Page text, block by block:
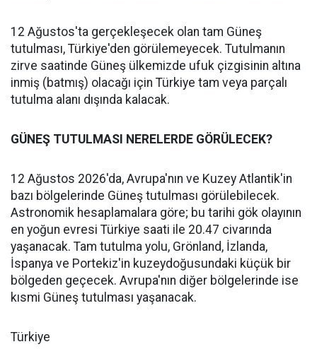
12 Ağustos'ta gerçekleşecek olan tam Güneş
tutulması, Türkiye'den görülemeyecek. Tutulmanın
zirve saatinde Güneş ülkemizde ufuk çizgisinin altına
inmiş (batmış) olacağı için Türkiye tam veya parçalı
tutulma alanı dışında kalacak.
GÜNEŞ TUTULMASI NERELERDE GÖRÜLECEK?
12 Ağustos 2026'da, Avrupa'nın ve Kuzey Atlantik'in
bazı bölgelerinde Güneş tutulması görülebilecek.
Astronomik hesaplamalara göre; bu tarihi gök olayının
en yoğun evresi Türkiye saati ile 20.47 civarında
yaşanacak. Tam tutulma yolu, Grönland, İzlanda,
İspanya ve Portekiz'in kuzeydoğusundaki küçük bir
bölgeden geçecek. Avrupa'nın diğer bölgelerinde ise
kısmi Güneş tutulması yaşanacak.
Türkiye